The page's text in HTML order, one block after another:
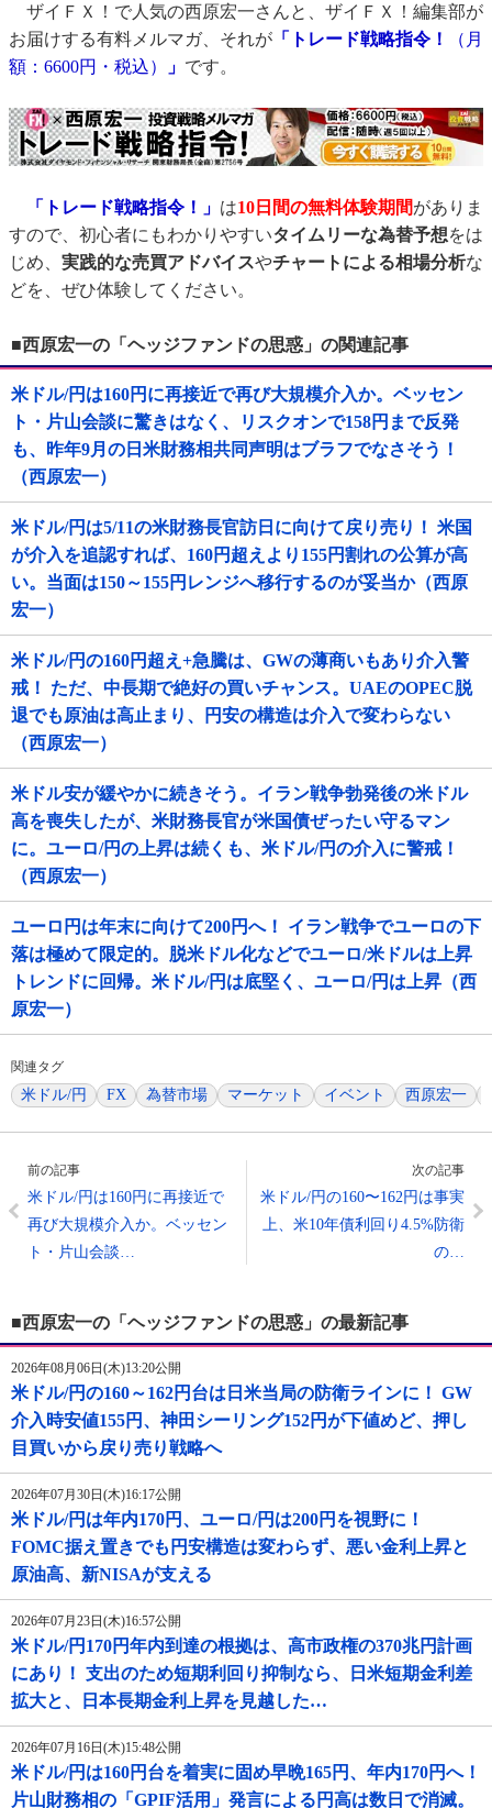
ザイＦＸ！で人気の西原宏一さんと、ザイＦＸ！編集部が
お届けする有料メルマガ、それが 「トレード戦略指令！
（月
額：6600円・税込）
」 です。
「トレード戦略指令！」 は10日間の無料体験期間がありま
すので、初心者にもわかりやすいタイムリーな為替予想をは
じめ、 実践的な売買アドバイスやチャートによる相場分析な
どを、ぜひ体験してください。
■西原宏一の「ヘッジファンドの思惑」の関連記事
米ドル/円は160円に再接近で再び大規模介入か。ベッセン
ト・片山会談に驚きはなく、リスクオンで158円まで反発
も、昨年9月の日米財務相共同声明はブラフでなさそう！
（西原宏一）
米ドル/円は5/11の米財務長官訪日に向けて戻り売り！ 米国
が介入を追認すれば、160円超えより155円割れの公算が高
い。当面は150～155円レンジへ移行するのが妥当か（西原
宏一）
米ドル/円の160円超え+急騰は、GWの薄商いもあり介入警
戒！ ただ、中長期で絶好の買いチャンス。UAEのOPEC脱
退でも原油は高止まり、円安の構造は介入で変わらない
（西原宏一）
米ドル安が緩やかに続きそう。イラン戦争勃発後の米ドル
高を喪失したが、米財務長官が米国債ぜったい守るマン
に。ユーロ/円の上昇は続くも、米ドル/円の介入に警戒！
（西原宏一）
ユーロ円は年末に向けて200円へ！ イラン戦争でユーロの下
落は極めて限定的。脱米ドル化などでユーロ/米ドルは上昇
トレンドに回帰。米ドル/円は底堅く、ユーロ/円は上昇（西
原宏一）
関連タグ
米ドル/円 FX 為替市場 マーケット イベント 西原宏一
前の記事
米ドル/円は160円に再接近で
再び大規模介入か。ベッセン
ト・片山会談…
次の記事
米ドル/円の160〜162円は事実
上、米10年債利回り4.5%防衛
の…
■西原宏一の「ヘッジファンドの思惑」の最新記事
2026年08月06日(木)13:20公開
米ドル/円の160～162円台は日米当局の防衛ラインに！ GW
介入時安値155円、神田シーリング152円が下値めど、押し
目買いから戻り売り戦略へ
2026年07月30日(木)16:17公開
米ドル/円は年内170円、ユーロ/円は200円を視野に！
FOMC据え置きでも円安構造は変わらず、悪い金利上昇と
原油高、新NISAが支える
2026年07月23日(木)16:57公開
米ドル/円170円年内到達の根拠は、高市政権の370兆円計画
にあり！ 支出のため短期利回り抑制なら、日米短期金利差
拡大と、日本長期金利上昇を見越した…
2026年07月16日(木)15:48公開
米ドル/円は160円台を着実に固め早晩165円、年内170円へ！
片山財務相の「GPIF活用」発言による円高は数日で消滅。